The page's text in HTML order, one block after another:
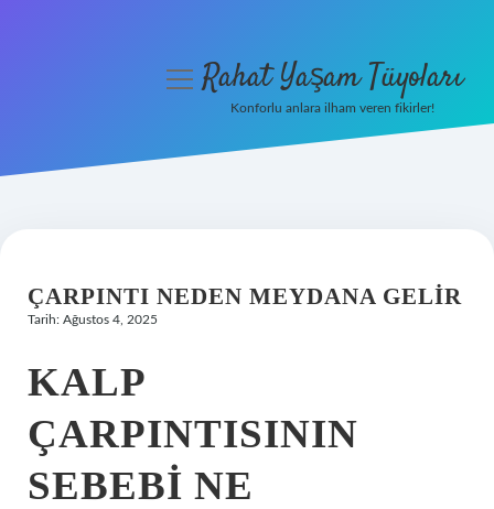
Hakkımızda
menüyüRahat Yaşam Tüyoları
Konforlu anlara ilham veren fikirler!
ÇARPINTI NEDEN MEYDANA GELIR
Tarih: Ağustos 4, 2025
KALP
ÇARPINTISININ
SEBEBI NE